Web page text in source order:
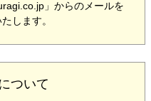
」からのメールを
します。
ついて